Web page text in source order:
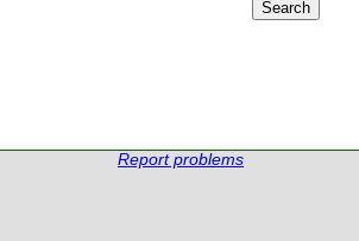
Report problems